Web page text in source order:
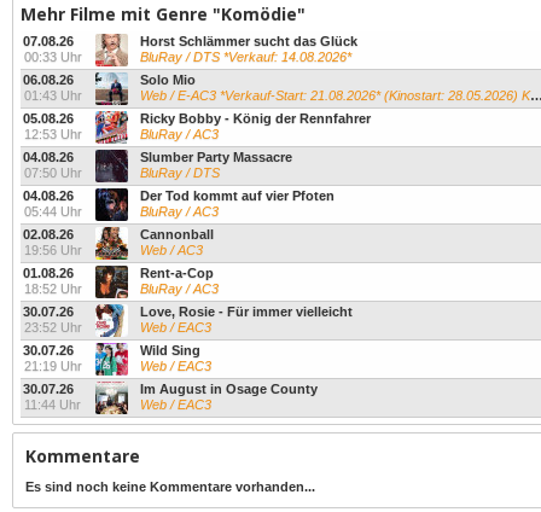
Mehr Filme mit Genre "Komödie"
07.08.26
00:33 Uhr
Horst Schlämmer sucht das Glück
BluRay / DTS *Verkauf: 14.08.2026*
06.08.26
01:43 Uhr
Solo Mio
Web / E-AC3 *Verkauf-Start: 21.08.2026* (Kinostart: 28.05.2026) Kevin James...
05.08.26
12:53 Uhr
Ricky Bobby - König der Rennfahrer
BluRay / AC3
04.08.26
07:50 Uhr
Slumber Party Massacre
BluRay / DTS
04.08.26
05:44 Uhr
Der Tod kommt auf vier Pfoten
BluRay / AC3
02.08.26
19:56 Uhr
Cannonball
Web / AC3
01.08.26
18:52 Uhr
Rent-a-Cop
BluRay / AC3
30.07.26
23:52 Uhr
Love, Rosie - Für immer vielleicht
Web / EAC3
30.07.26
21:19 Uhr
Wild Sing
Web / EAC3
30.07.26
11:44 Uhr
Im August in Osage County
Web / EAC3
Kommentare
Es sind noch keine Kommentare vorhanden...